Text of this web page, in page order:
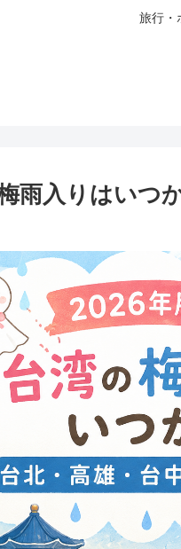
旅行・
雨入りはいつ